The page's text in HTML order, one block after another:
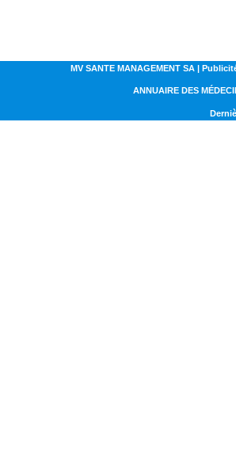
MV SANTE MANAGEMENT SA |
ANNUAIRE DES